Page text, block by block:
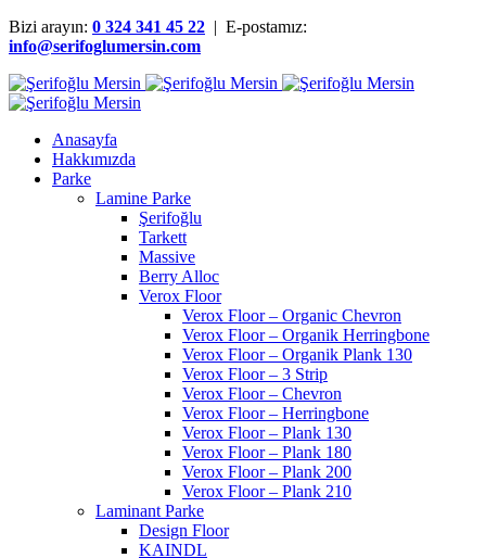
Bizi arayın: 0 324 341 45 22 | E-postamız:
info@serifoglumersin.com
Anasayfa
Hakkımızda
Parke
Lamine Parke
Şerifoğlu
Tarkett
Massive
Berry Alloc
Verox Floor
Verox Floor – Organic Chevron
Verox Floor – Organik Herringbone
Verox Floor – Organik Plank 130
Verox Floor – 3 Strip
Verox Floor – Chevron
Verox Floor – Herringbone
Verox Floor – Plank 130
Verox Floor – Plank 180
Verox Floor – Plank 200
Verox Floor – Plank 210
Laminant Parke
Design Floor
KAINDL